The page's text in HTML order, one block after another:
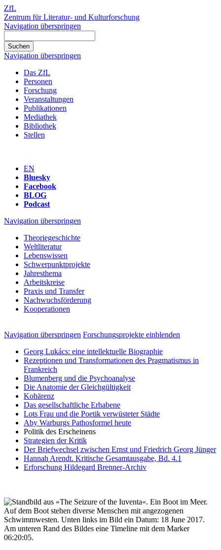
ZfL
Zentrum für Literatur- und Kulturforschung
Navigation überspringen
Navigation überspringen
Das ZfL
Personen
Forschung
Veranstaltungen
Publikationen
Mediathek
Bibliothek
Stellen
EN
Bluesky
Facebook
BLOG
Podcast
Navigation überspringen
Theoriegeschichte
Weltliteratur
Lebenswissen
Schwerpunktprojekte
Jahresthema
Arbeitskreise
Praxis und Transfer
Nachwuchsförderung
Kooperationen
Navigation überspringen Forschungsprojekte einblenden
Georg Lukács: eine intellektuelle Biographie
Rezeptionen und Transformationen des Pragmatismus in
Frankreich
Blumenberg und die Psychoanalyse
Die Anatomie der Gleichgültigkeit
Kohärenz
Das gesellschaftliche Erhabene
Lots Frau und die Poetik verwüsteter Städte
Aby Warburgs Pathosformel heute
Politik des Erscheinens
Strategien der Kritik
Der Briefwechsel zwischen Ernst und Friedrich Georg Jünger
Hannah Arendt. Kritische Gesamtausgabe, Bd. 4.1
Erforschung Hildegard Brenner-Archiv